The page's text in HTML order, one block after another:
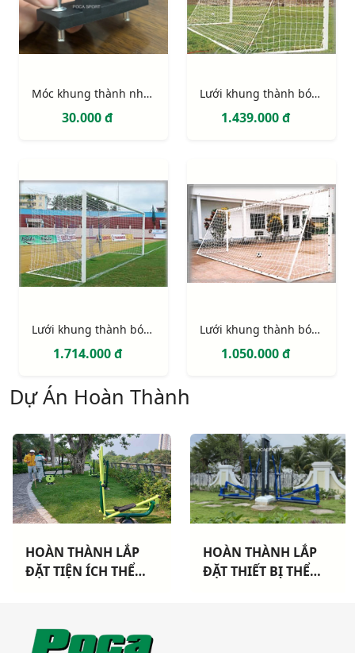
Móc khung thành nhựa PVC 2 điểm định vị (móc lưới khung thành)
30.000 đ
Lưới khung thành bóng đá 11 người (hình thang)
1.439.000 đ
Lưới khung thành bóng đá 11 người (hình hộp)
1.714.000 đ
Lưới khung thành bóng đá 7 người
1.050.000 đ
Dự Án Hoàn Thành
HOÀN THÀNH LẮP
ĐẶT TIỆN ÍCH THỂ
HOÀN THÀNH LẮP
ĐẶT THIẾT BỊ THỂ